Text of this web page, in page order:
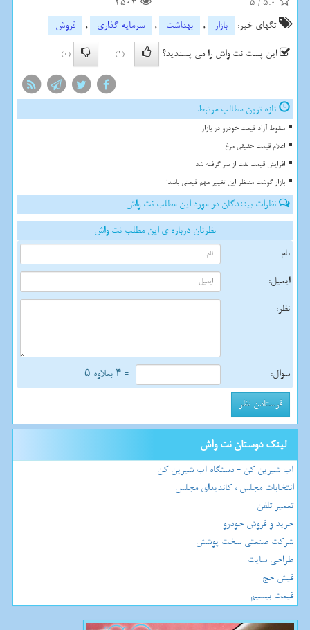
تگهای خبر:
بازار , بهداشت , سرمایه گذاری ,
فروش
این پست نت واش را می پسندید؟
(1)
(0)
تازه ترین مطالب مرتبط
سقوط آزاد قیمت خودرو در بازار
اعلام قیمت حقیقی مرغ
افزایش قیمت نفت از سر گرفته شد
بازار گوشت منتظر این تغییر مهم قیمتی باشد!
نظرات بینندگان در مورد این مطلب نت واش
نظرتان درباره ی این مطلب نت واش
نام:
ایمیل:
نظر:
سوال: = ۴ بعلاوه ۵
لینک دوستان نت واش
آب شیرین کن - دستگاه آب شیرین کن
انتخابات مجلس ، کاندیدای مجلس
تعمیر تلفن
خرید و فروش خودرو
شرکت صنعتی سخت پوشش
طراحی سایت
فیش حج
قیمت بیسیم